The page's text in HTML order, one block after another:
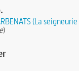
(La
)